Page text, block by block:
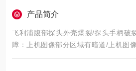
产品简介
飞利浦腹部探头外壳爆裂/探头手柄破
障：上机图像部分区域有暗道/上机图
图像有黑影 图像不良，如：暗道、黑